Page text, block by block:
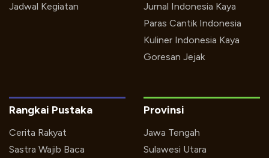
Jurnal Indonesia Kaya
Paras Cantik Indonesia
Kuliner Indonesia Kaya
Goresan Jejak
Jadwal Kegiatan
Rangkai Pustaka
Cerita Rakyat
Sastra Wajib Baca
Provinsi
Jawa Tengah
Sulawesi Utara